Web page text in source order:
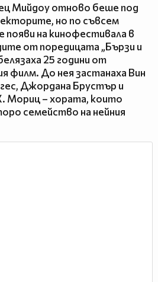
Мийдоу отново беше под
но по съвсем
появи на кинофестивала в
от поредицата „Бързи и
25 години от
филм. До нея застанаха Вин
Джордана Брустър и
Мориц – хората, които
семейство на нейния